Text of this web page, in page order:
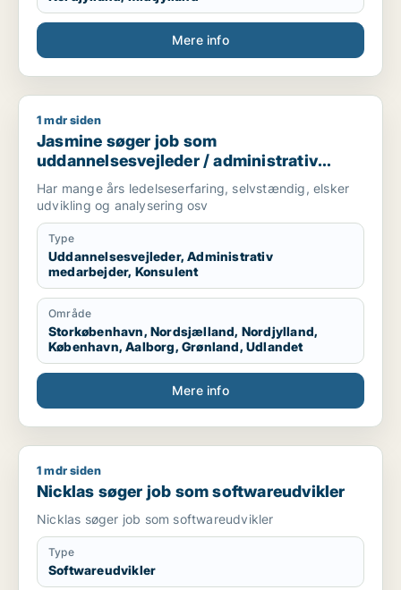
Mere info
Jasmine søger job som uddannelsesvejleder / administrativ
1 mdr siden
Jasmine søger job som
uddannelsesvejleder / administrativ
medarbejder / konsulent
Har mange års ledelseserfaring, selvstændig, elsker
udvikling og analysering osv
Type
Uddannelsesvejleder, Administrativ
medarbejder, Konsulent
Område
Storkøbenhavn, Nordsjælland, Nordjylland,
København, Aalborg, Grønland, Udlandet
Mere info
Nicklas søger job som softwareudvikler
1 mdr siden
Nicklas søger job som softwareudvikler
Nicklas søger job som softwareudvikler
Type
Softwareudvikler